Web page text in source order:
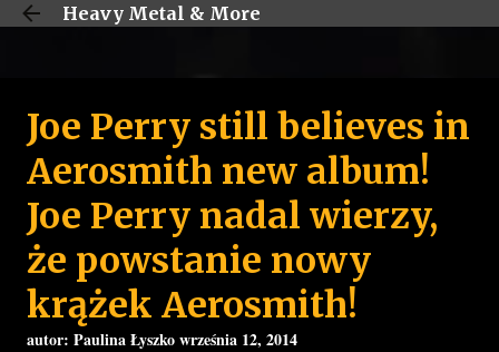
Przejdź do głównej zawartości
Heavy Metal & More
Joe Perry still believes in
Aerosmith new album!
Joe Perry nadal wierzy,
że powstanie nowy
krążek Aerosmith!
autor: Paulina Łyszkowrześnia 12, 2014